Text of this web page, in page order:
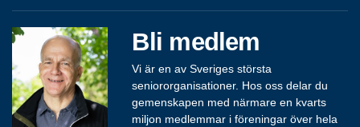
Bli medlem
Vi är en av Sveriges största
seniororganisationer. Hos oss delar du
gemenskapen med närmare en kvarts
miljon medlemmar i föreningar över hela